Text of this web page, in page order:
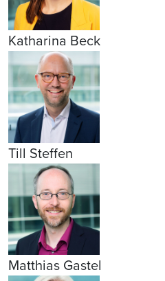
Katharina Beck
Till Steffen
Matthias Gastel